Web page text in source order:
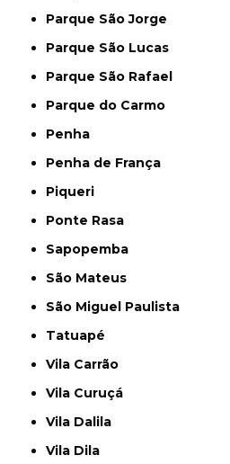
Parque São Jorge
Parque São Lucas
Parque São Rafael
Parque do Carmo
Penha
Penha de França
Piqueri
Ponte Rasa
Sapopemba
São Mateus
São Miguel Paulista
Tatuapé
Vila Carrão
Vila Curuçá
Vila Dalila
Vila Dila